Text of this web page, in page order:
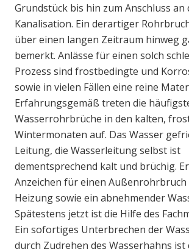
Grundstück bis hin zum Anschluss an
Kanalisation. Ein derartiger
über einen langen Zeitraum hinweg
bemerkt. Anlässe für einen solch
Prozess sind frostbedingte und
sowie in vielen Fällen eine reine
Erfahrungsgemäß treten die
Wasserrohrbrüche in den kalten,
Wintermonaten auf. Das Wasser
Leitung, die Wasserleitung selbst ist
dementsprechend kalt und brüchig.
Anzeichen für einen Außenrohrbruch
Heizung sowie ein abnehmender
Spätestens jetzt ist die Hilfe des
Ein sofortiges Unterbrechen der
durch Zudrehen des Wasserhahns ist